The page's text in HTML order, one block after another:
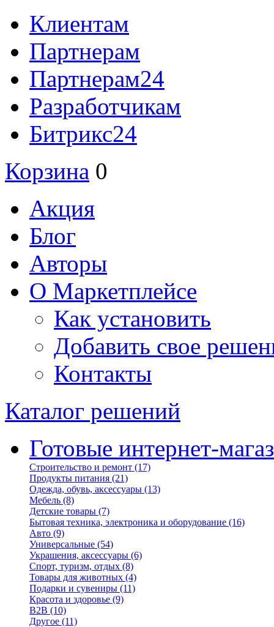
Клиентам
Партнерам
Партнерам24
Разработчикам
Битрикс24
Корзина 0
Акция
Блог
Авторы
О Маркетплейсе
Как установить
Добавить свое
Контакты
Каталог решений
Готовые интернет-
Строительство и ремонт (17)
Продукты питания (21)
Одежда, обувь, аксессуары (13)
Мебель (8)
Детские товары (7)
Бытовая техника, электроника и оборудование (16)
Авто (9)
Универсальные (54)
Украшения, аксессуары (6)
Спорт, туризм, отдых (8)
Товары для животных (4)
Подарки и сувениры (11)
Красота и здоровье (9)
B2B (10)
Другое (11)